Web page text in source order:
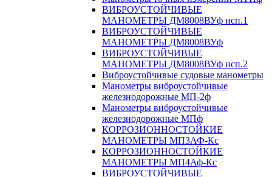
ВИБРОУСТОЙЧИВЫЕ
МАНОМЕТРЫ ДМ8008ВУф исп.1
ВИБРОУСТОЙЧИВЫЕ
МАНОМЕТРЫ ДМ8008ВУф
ВИБРОУСТОЙЧИВЫЕ
МАНОМЕТРЫ ДМ8008ВУф исп.2
Виброустойчивые судовые манометры
Манометры виброустойчивые
железнодорожные МП-2ф
Манометры виброустойчивые
железнодорожные МПф
КОРРОЗИОННОСТОЙКИЕ
МАНОМЕТРЫ МП3АФ-Кс
КОРРОЗИОННОСТОЙКИЕ
МАНОМЕТРЫ МП4Аф-Кс
ВИБРОУСТОЙЧИВЫЕ